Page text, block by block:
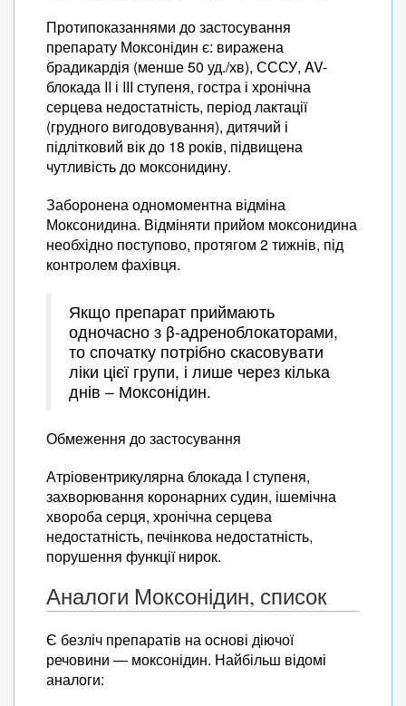
Протипоказаннями до застосування
препарату Моксонідин є: виражена
брадикардія (менше 50 уд./хв), СССУ, AV-
блокада II і III ступеня, гостра і хронічна
серцева недостатність, період лактації
(грудного вигодовування), дитячий і
підлітковий вік до 18 років, підвищена
чутливість до моксонидину.
Заборонена одномоментна відміна
Моксонидина. Відміняти прийом моксонидина
необхідно поступово, протягом 2 тижнів, під
контролем фахівця.
Якщо препарат приймають
одночасно з β-адреноблокаторами,
то спочатку потрібно скасовувати
ліки цієї групи, і лише через кілька
днів – Моксонідин.
Обмеження до застосування
Атріовентрикулярна блокада I ступеня,
захворювання коронарних судин, ішемічна
хвороба серця, хронічна серцева
недостатність, печінкова недостатність,
порушення функції нирок.
Аналоги Моксонідин, список
Є безліч препаратів на основі діючої
речовини — моксонідин. Найбільш відомі
аналоги: